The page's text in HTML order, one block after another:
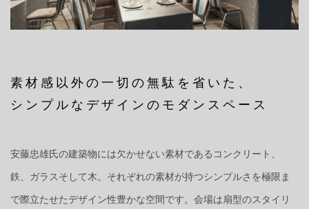
素材感以外の一切の無駄を省いた、
シンプルなデザインのモダンスペース
安藤忠雄氏の建築物には欠かせない素材であるコンクリート、
鉄、ガラスそして木。それぞれの素材が持つシンプルさを極限ま
で際立たせたデザイン性豊かな空間です。会場は扇型のスタイリ